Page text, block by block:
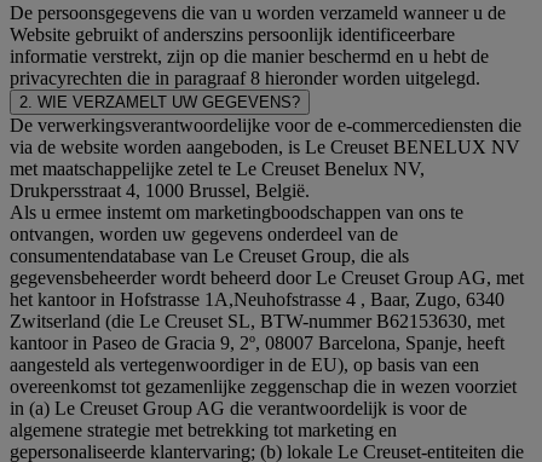
De persoonsgegevens die van u worden verzameld wanneer u de
Website gebruikt of anderszins persoonlijk identificeerbare
informatie verstrekt, zijn op die manier beschermd en u hebt de
privacyrechten die in paragraaf 8 hieronder worden uitgelegd.
2. WIE VERZAMELT UW GEGEVENS?
De verwerkingsverantwoordelijke voor de e-commercediensten die
via de website worden aangeboden, is Le Creuset BENELUX NV
met maatschappelijke zetel te Le Creuset Benelux NV,
Drukpersstraat 4, 1000 Brussel, België.
Als u ermee instemt om marketingboodschappen van ons te
ontvangen, worden uw gegevens onderdeel van de
consumentendatabase van Le Creuset Group, die als
gegevensbeheerder wordt beheerd door Le Creuset Group AG, met
het kantoor in Hofstrasse 1A,Neuhofstrasse 4 , Baar, Zugo, 6340
Zwitserland (die Le Creuset SL, BTW-nummer B62153630, met
kantoor in Paseo de Gracia 9, 2º, 08007 Barcelona, Spanje, heeft
aangesteld als vertegenwoordiger in de EU), op basis van een
overeenkomst tot gezamenlijke zeggenschap die in wezen voorziet
in (a) Le Creuset Group AG die verantwoordelijk is voor de
algemene strategie met betrekking tot marketing en
gepersonaliseerde klantervaring; (b) lokale Le Creuset-entiteiten die